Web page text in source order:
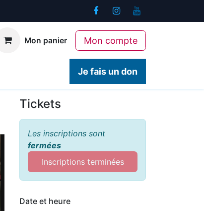
Mon panier Mon compte
Je fais un don
Tickets
Les inscriptions sont
fermées
Inscriptions terminées
Date et heure